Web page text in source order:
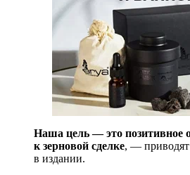
Наша цель — это позитивное
к зерновой сделке, — приводят
в издании.